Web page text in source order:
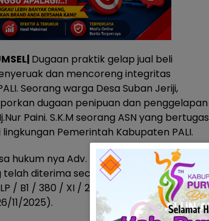
Dugaan praktik gelap jual beli
dan mencoreng integritas
Seorang warga Desa Suban Jeriji,
dugaan penipuan dan penggelapan
Paini. S.K.M seorang ASN yang bertugas
Pemerintah Kabupaten PALI.
hukum nya Adv. Ira Harahap SH,. MH,.
diterima secara resmi oleh Polres
/ B1 / 380 / XI / 2025 / SUMSEL / POLRES
11/2025).